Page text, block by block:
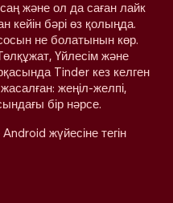
және ол да саған лайк
бәрі өз қолыңда.
не болатынын көр.
Үйлесім және
Tinder кез келген
жеңіл-желпі,
бір нәрсе.
жүйесіне тегін